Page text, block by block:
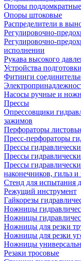
Опоры поддомкратные
Опоры штоковые
Распределители в
Регулировочно-
Регулировочно-
исполнении
Рукава высокого
Устройства
Фитинги
Насосы ручные и
Прессы
Опрессовщики
зажимов
Перфораторы
Пресс-перфораторы
Прессы
Прессы
Прессы
наконечников, гильз
Стенд для испытания
Режущий инструмент
Гайкорезы
Ножницы
Ножницы
Ножницы для резки
Ножницы для резки
Ножницы
Резаки тросовые